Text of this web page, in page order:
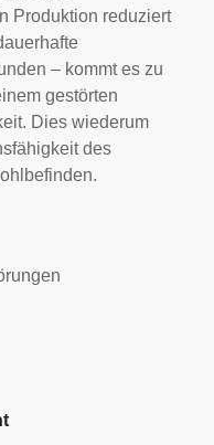
Produktion reduziert
– kommt es zu
gestörten
Dies wiederum
des